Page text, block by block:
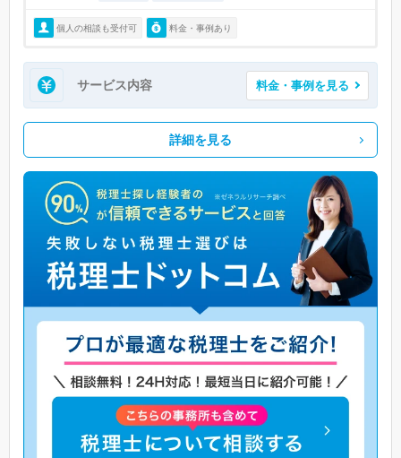
個人の相談も受付可 料金・事例あり
サービス内容 料金・事例を見る
詳細を見る